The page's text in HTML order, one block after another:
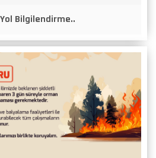
Yol Bilgilendirme..